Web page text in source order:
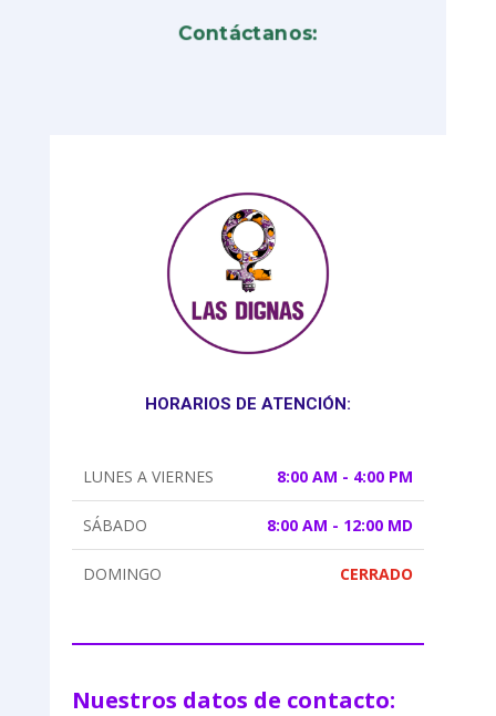
Contáctanos:
HORARIOS DE ATENCIÓN:
LUNES A VIERNES 8:00 AM - 4:00 PM
SÁBADO 8:00 AM - 12:00 MD
DOMINGO CERRADO
Nuestros datos de contacto: